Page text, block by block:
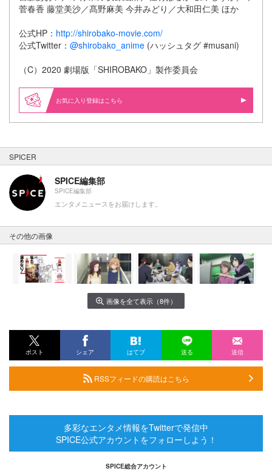
菅春香 藤堂美沙／髙野麻美 今井みどり／大和田仁美 ほか
公式HP： http://shirobako-movie.com/
公式Twitter： @shirobako_anime (ハッシュタグ #musani)
（C）2020 劇場版「SHIROBAKO」製作委員会
お気に入り登録はこちら
SPICER
SPICE編集部
SPICE編集部
エンタメニュースをお届けします。
その他の画像
画像を全て表示（8件）
ポスト シェア はてブ 送る 送信
RSSフィードの購読はこちら
多彩なエンタメ情報をTwitterで発信中
SPICE公式アカウントをフォローしよう！
SPICE総合アカウント